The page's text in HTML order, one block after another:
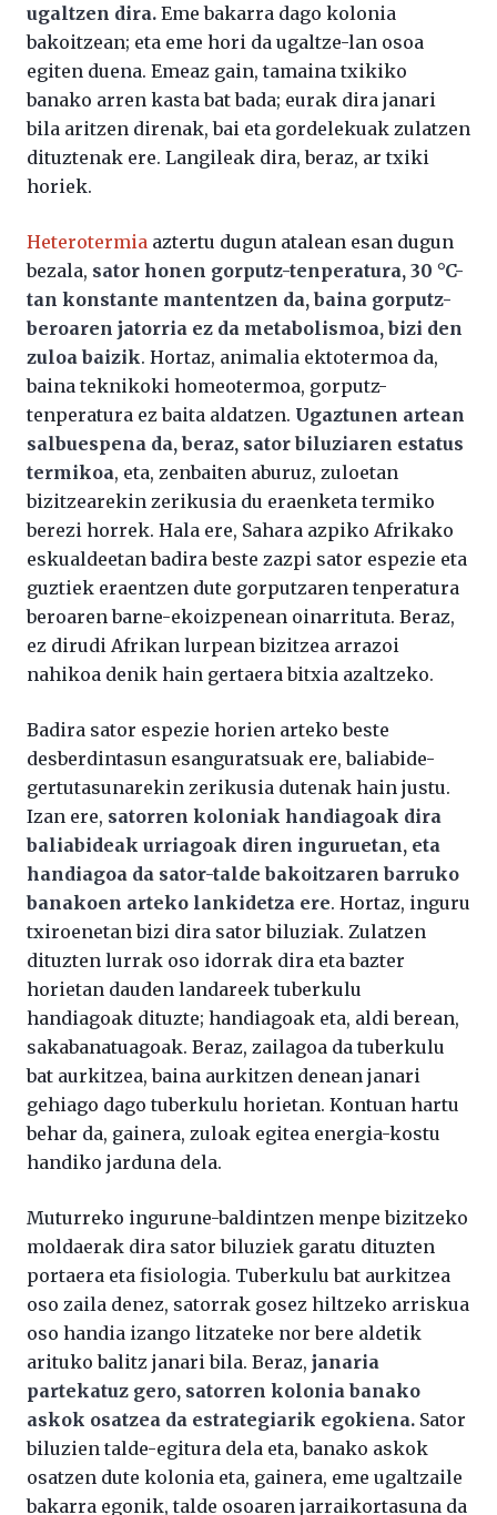
ugaltzen dira. Eme bakarra dago kolonia
bakoitzean; eta eme hori da ugaltze-lan osoa
egiten duena. Emeaz gain, tamaina txikiko
banako arren kasta bat bada; eurak dira janari
bila aritzen direnak, bai eta gordelekuak zulatzen
dituztenak ere. Langileak dira, beraz, ar txiki
horiek.
Heterotermia aztertu dugun atalean esan dugun
bezala, sator honen gorputz-tenperatura, 30 °C-
tan konstante mantentzen da, baina gorputz-
beroaren jatorria ez da metabolismoa, bizi den
zuloa baizik. Hortaz, animalia ektotermoa da,
baina teknikoki homeotermoa, gorputz-
tenperatura ez baita aldatzen. Ugaztunen artean
salbuespena da, beraz, sator biluziaren estatus
termikoa, eta, zenbaiten aburuz, zuloetan
bizitzearekin zerikusia du eraenketa termiko
berezi horrek. Hala ere, Sahara azpiko Afrikako
eskualdeetan badira beste zazpi sator espezie eta
guztiek eraentzen dute gorputzaren tenperatura
beroaren barne-ekoizpenean oinarrituta. Beraz,
ez dirudi Afrikan lurpean bizitzea arrazoi
nahikoa denik hain gertaera bitxia azaltzeko.
Badira sator espezie horien arteko beste
desberdintasun esanguratsuak ere, baliabide-
gertutasunarekin zerikusia dutenak hain justu.
Izan ere, satorren koloniak handiagoak dira
baliabideak urriagoak diren inguruetan, eta
handiagoa da sator-talde bakoitzaren barruko
banakoen arteko lankidetza ere. Hortaz, inguru
txiroenetan bizi dira sator biluziak. Zulatzen
dituzten lurrak oso idorrak dira eta bazter
horietan dauden landareek tuberkulu
handiagoak dituzte; handiagoak eta, aldi berean,
sakabanatuagoak. Beraz, zailagoa da tuberkulu
bat aurkitzea, baina aurkitzen denean janari
gehiago dago tuberkulu horietan. Kontuan hartu
behar da, gainera, zuloak egitea energia-kostu
handiko jarduna dela.
Muturreko ingurune-baldintzen menpe bizitzeko
moldaerak dira sator biluziek garatu dituzten
portaera eta fisiologia. Tuberkulu bat aurkitzea
oso zaila denez, satorrak gosez hiltzeko arriskua
oso handia izango litzateke nor bere aldetik
arituko balitz janari bila. Beraz, janaria
partekatuz gero, satorren kolonia banako
askok osatzea da estrategiarik egokiena. Sator
biluzien talde-egitura dela eta, banako askok
osatzen dute kolonia eta, gainera, eme ugaltzaile
bakarra egonik, talde osoaren jarraikortasuna da